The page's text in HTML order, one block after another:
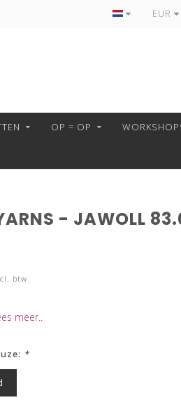
VEILIG BETALEN
EUR
OP = OP
- JAWOLL
btw
meer..
*